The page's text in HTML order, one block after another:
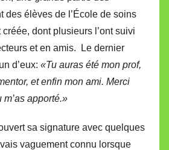
des élèves de l’École de soins
créée, dont plusieurs l’ont suivi
et en amis. Le dernier
d’eux: «Tu auras été mon prof,
et enfin mon ami. Merci
apporté.»
sa signature avec quelques
vaguement connu lorsque